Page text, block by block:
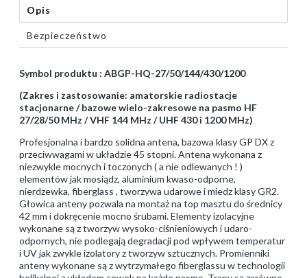
Opis
Bezpieczeństwo
Symbol produktu : ABGP-HQ-27/50/144/430/1200
(Zakres i zastosowanie: amatorskie radiostacje
stacjonarne / bazowe wielo-zakresowe na pasmo HF
27/28/50 MHz / VHF 144 MHz / UHF 430 i 1200 MHz)
Profesjonalna i bardzo solidna antena, bazowa klasy GP DX z
przeciwwagami w układzie 45 stopni. Antena wykonana z
niezwykle mocnych i toczonych ( a nie odlewanych ! )
elementów jak mosiądz, aluminium kwaso-odporne,
nierdzewka, fiberglass , tworzywa udarowe i miedz klasy GR2.
Głowica anteny pozwala na montaż na top masztu do średnicy
42 mm i dokręcenie mocno śrubami. Elementy izolacyjne
wykonane są z tworzyw wysoko-ciśnieniowych i udaro-
odpornych, nie podlegają degradacji pod wpływem temperatur
i UV jak zwykle izolatory z tworzyw sztucznych. Promienniki
anteny wykonane są z wytrzymałego fiberglassu w technologii